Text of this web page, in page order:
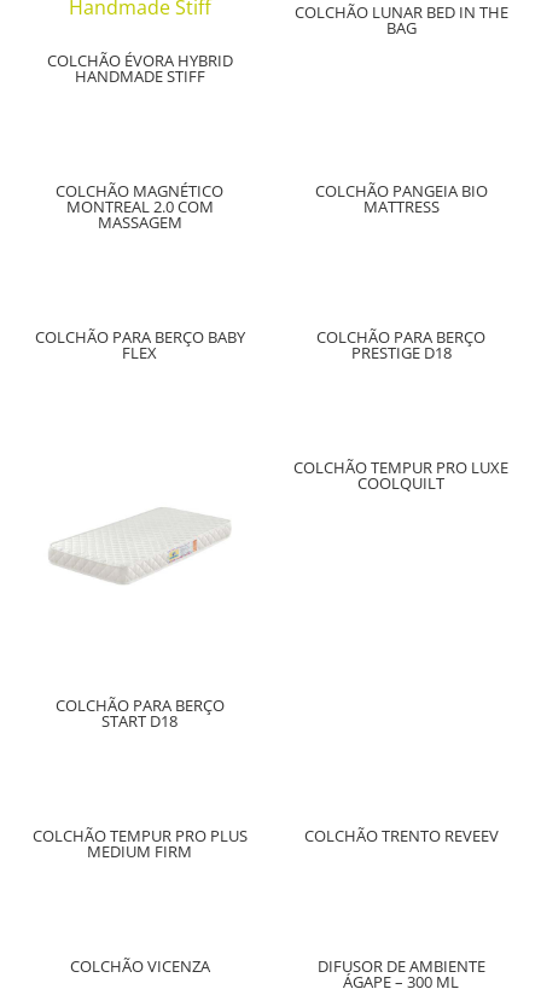
COLCHÃO ÉVORA HYBRID
HANDMADE STIFF
COLCHÃO LUNAR BED IN THE
BAG
COLCHÃO MAGNÉTICO
MONTREAL 2.0 COM
MASSAGEM
COLCHÃO PANGEIA BIO
MATTRESS
COLCHÃO PARA BERÇO BABY
FLEX
COLCHÃO PARA BERÇO
PRESTIGE D18
COLCHÃO PARA BERÇO
START D18
COLCHÃO TEMPUR PRO LUXE
COOLQUILT
COLCHÃO TEMPUR PRO PLUS
MEDIUM FIRM
COLCHÃO TRENTO REVEEV
COLCHÃO VICENZA DIFUSOR DE AMBIENTE
ÁGAPE – 300 ML